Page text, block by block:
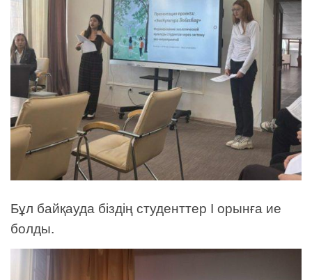
Бұл байқауда біздің студенттер І орынға ие
болды.